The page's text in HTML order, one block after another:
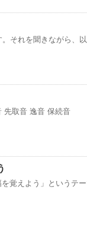
それを聞きながら、
先取音 逸音 保続音
覚えよう」というテ